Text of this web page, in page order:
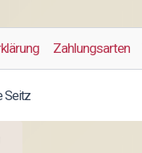
Zahlungsarten
Seitz